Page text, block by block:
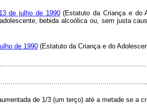
de julho de 1990(Estatuto da Criança e do
bebida alcoólica ou, sem justa
de 1990(Estatuto da Criança e do
de 1/3 (um terço) até a metade se a